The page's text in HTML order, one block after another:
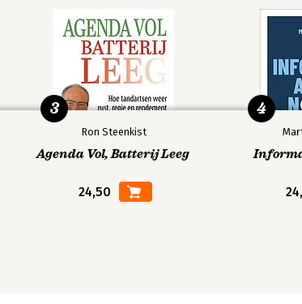
Ron Steenkist
Agenda Vol, Batterij Leeg
24,50
3 4